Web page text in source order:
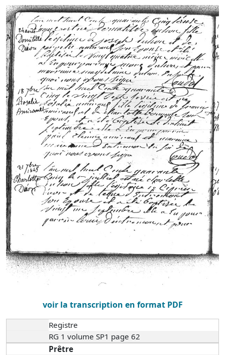
voir la transcription en format PDF
Registre
RG 1 volume SP1 page 62
Prêtre